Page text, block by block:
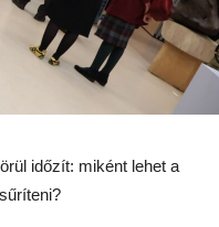
időzít: miként lehet a